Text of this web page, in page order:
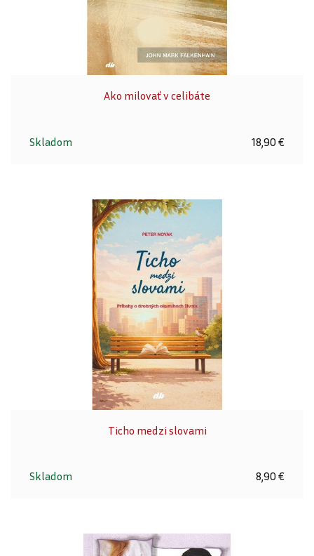
Ako milovať v celibáte
Skladom 18,90 €
Ticho medzi slovami
Skladom 8,90 €